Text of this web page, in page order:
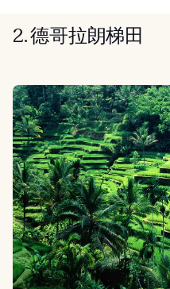
2. 德哥拉朗梯田